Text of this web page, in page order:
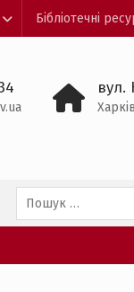
Бібліотечні
вул.
Пошук: